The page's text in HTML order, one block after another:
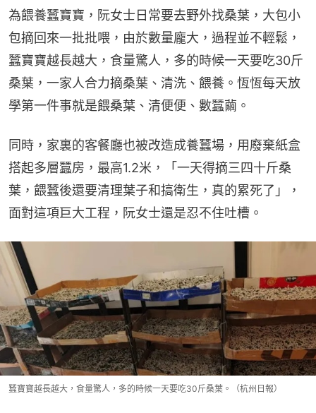
為餵養蠶寶寶，阮女士日常要去野外找桑葉，大包小
包摘回來一批批喂，由於數量龐大，過程並不輕鬆，
蠶寶寶越長越大，食量驚人，多的時候一天要吃30斤
桑葉，一家人合力摘桑葉、清洗、餵養。恆恆每天放
學第一件事就是餵桑葉、清便便、數蠶繭。
同時，家裏的客餐廳也被改造成養蠶場，用廢棄紙盒
搭起多層蠶房，最高1.2米，「一天得摘三四十斤桑
葉，餵蠶後還要清理葉子和搞衛生，真的累死了」，
面對這項巨大工程，阮女士還是忍不住吐槽。
蠶寶寶越長越大，食量驚人，多的時候一天要吃30斤桑葉。（杭州日報）